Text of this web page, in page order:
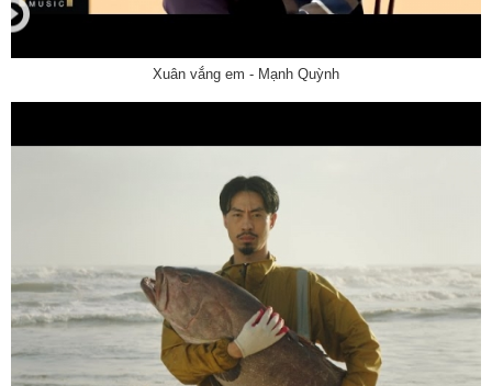
Xuân vắng em - Mạnh Quỳnh